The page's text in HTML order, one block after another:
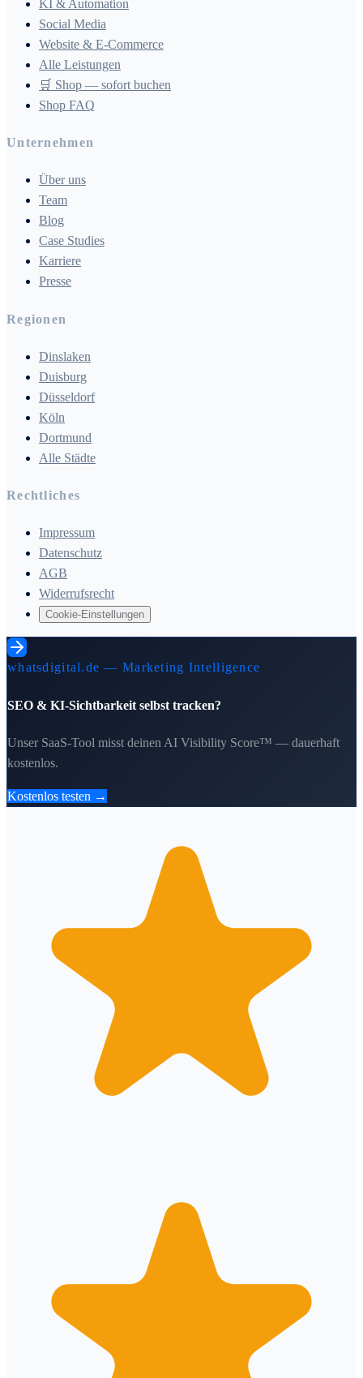
KI & Automation
Social Media
Website & E-Commerce
Alle Leistungen
🛒 Shop — sofort buchen
Shop FAQ
Unternehmen
Über uns
Team
Blog
Case Studies
Karriere
Presse
Regionen
Dinslaken
Duisburg
Düsseldorf
Köln
Dortmund
Alle Städte
Rechtliches
Impressum
Datenschutz
AGB
Widerrufsrecht
Cookie-Einstellungen
whatsdigital.de — Marketing Intelligence
SEO & KI-Sichtbarkeit selbst tracken?
Unser SaaS-Tool misst deinen AI Visibility Score™ — dauerhaft
kostenlos.
Kostenlos testen →